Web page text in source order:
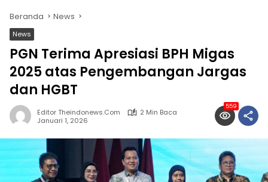
Beranda News
News
PGN Terima Apresiasi BPH Migas
2025 atas Pengembangan Jargas
dan HGBT
Editor Theindonews.com
2 Min Baca
Januari 1, 2026
559